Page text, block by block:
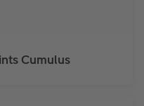
Cumulus